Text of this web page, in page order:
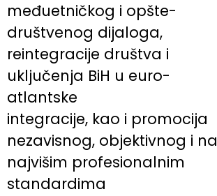
međuetničkog i opšte-
društvenog dijaloga,
reintegracije društva i
uključenja BiH u euro-
atlantske
integracije, kao i promocija
nezavisnog, objektivnog i na
najvišim profesionalnim
standardima